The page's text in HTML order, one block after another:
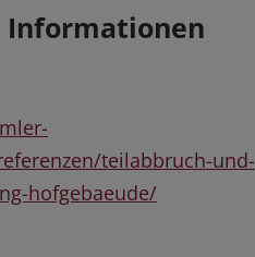
Informationen
teilabbruch-und-
hofgebaeude/